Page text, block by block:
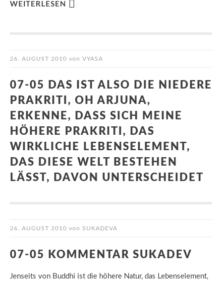
WEITERLESEN
26. AUGUST 2010 von VYASA
07-05 DAS IST ALSO DIE NIEDERE
PRAKRITI, OH ARJUNA,
ERKENNE, DASS SICH MEINE
HÖHERE PRAKRITI, DAS
WIRKLICHE LEBENSELEMENT,
DAS DIESE WELT BESTEHEN
LÄSST, DAVON UNTERSCHEIDET
26. AUGUST 2010 von SUKADEVA
07-05 KOMMENTAR SUKADEV
Jenseits von Buddhi ist die höhere Natur, das Lebenselement,